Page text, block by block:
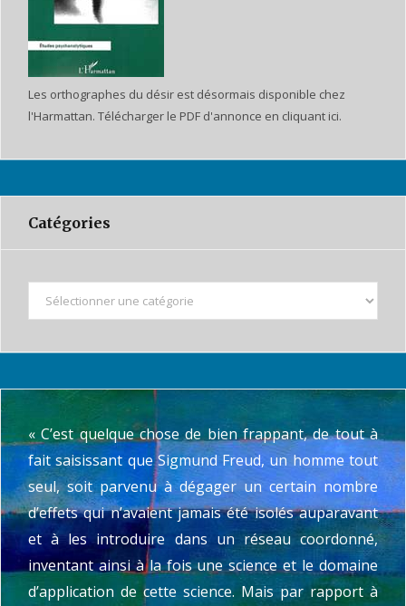
Les orthographes du désir est désormais disponible chez
l'Harmattan. Télécharger le PDF d'annonce en cliquant ici.
Catégories
a
g
r
i
e
s
« C’est quelque chose de bien frappant, de tout à
fait saisissant que Sigmund Freud, un homme tout
seul, soit parvenu à dégager un certain nombre
d’effets qui n’avaient jamais été isolés auparavant
et à les introduire dans un réseau coordonné,
inventant ainsi à la fois une science et le domaine
d’application de cette science. Mais par rapport à